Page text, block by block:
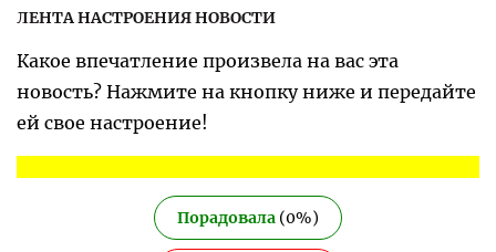
ЛЕНТА НАСТРОЕНИЯ НОВОСТИ
Какое впечатление произвела на вас эта
новость? Нажмите на кнопку ниже и передайте
ей свое настроение!
Порадовала (0%)